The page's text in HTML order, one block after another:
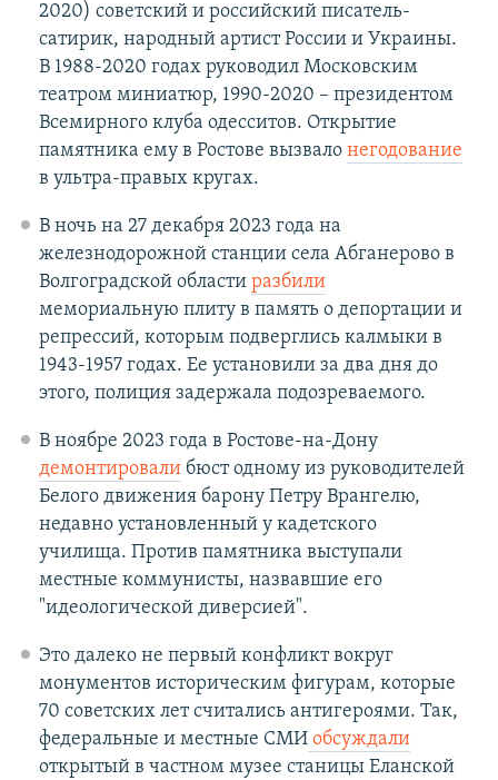
2020) советский и российский писатель-
сатирик, народный артист России и Украины.
В 1988-2020 годах руководил Московским
театром миниатюр, 1990-2020 – президентом
Всемирного клуба одесситов. Открытие
памятника ему в Ростове вызвало негодование
в ультра-правых кругах.
В ночь на 27 декабря 2023 года на
железнодорожной станции села Абганерово в
Волгоградской области разбили
мемориальную плиту в память о депортации и
репрессий, которым подверглись калмыки в
1943-1957 годах. Ее установили за два дня до
этого, полиция задержала подозреваемого.
В ноябре 2023 года в Ростове-на-Дону
демонтировалибюст одному из руководителей
Белого движения барону Петру Врангелю,
недавно установленный у кадетского
училища. Против памятника выступали
местные коммунисты, назвавшие его
"идеологической диверсией".
Это далеко не первый конфликт вокруг
монументов историческим фигурам, которые
70 советских лет считались антигероями. Так,
федеральные и местные СМИобсуждали
открытый в частном музее станицы Еланской